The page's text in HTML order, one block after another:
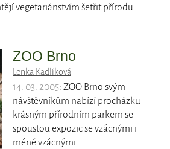
vegetariánstvím šetřit přírodu.
ZOO Brno
Lenka Kadlíková
14. 03. 2005: ZOO Brno svým
návštěvníkům nabízí procházku
krásným přírodním parkem se
spoustou expozic se vzácnými i
méně vzácnými…